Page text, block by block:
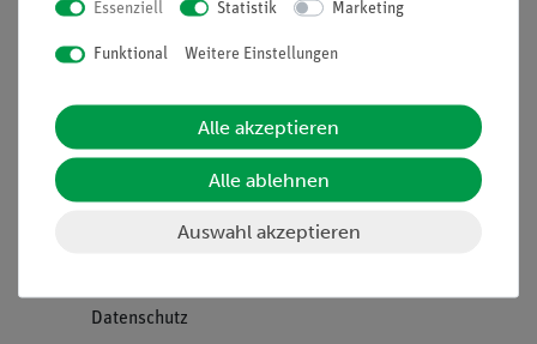
Informationen
Projekte und Lösungen
Stellenangebote
Datenschutz
Service
Beratung & Showroom
Inventarisierungs- &
Einräumservice
Inbetriebnahme & Schulungen
Essenziell Statistik Marketing
Funktional Weitere Einstellungen
Alle akzeptieren
Alle ablehnen
Auswahl akzeptieren